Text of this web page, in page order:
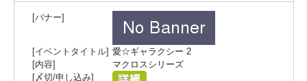
愛☆ギャラクシー 2
マクロスシリーズ